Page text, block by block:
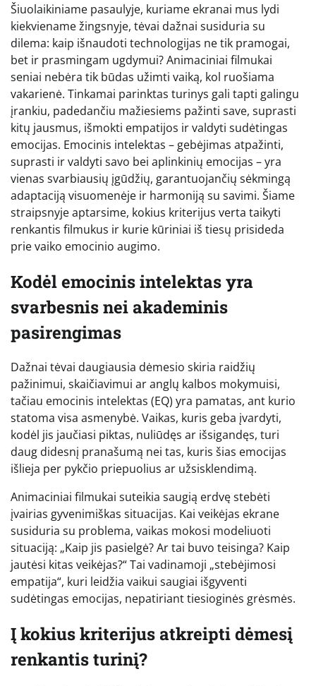
Šiuolaikiniame pasaulyje, kuriame ekranai mus lydi
kiekviename žingsnyje, tėvai dažnai susiduria su
dilema: kaip išnaudoti technologijas ne tik pramogai,
bet ir prasmingam ugdymui? Animaciniai filmukai
seniai nebėra tik būdas užimti vaiką, kol ruošiama
vakarienė. Tinkamai parinktas turinys gali tapti galingu
įrankiu, padedančiu mažiesiems pažinti save, suprasti
kitų jausmus, išmokti empatijos ir valdyti sudėtingas
emocijas. Emocinis intelektas – gebėjimas atpažinti,
suprasti ir valdyti savo bei aplinkinių emocijas – yra
vienas svarbiausių įgūdžių, garantuojančių sėkmingą
adaptaciją visuomenėje ir harmoniją su savimi. Šiame
straipsnyje aptarsime, kokius kriterijus verta taikyti
renkantis filmukus ir kurie kūriniai iš tiesų prisideda
prie vaiko emocinio augimo.
Kodėl emocinis intelektas yra
svarbesnis nei akademinis
pasirengimas
Dažnai tėvai daugiausia dėmesio skiria raidžių
pažinimui, skaičiavimui ar anglų kalbos mokymuisi,
tačiau emocinis intelektas (EQ) yra pamatas, ant kurio
statoma visa asmenybė. Vaikas, kuris geba įvardyti,
kodėl jis jaučiasi piktas, nuliūdęs ar išsigandęs, turi
daug didesnį pranašumą nei tas, kuris šias emocijas
išlieja per pykčio priepuolius ar užsisklendimą.
Animaciniai filmukai suteikia saugią erdvę stebėti
įvairias gyvenimiškas situacijas. Kai veikėjas ekrane
susiduria su problema, vaikas mokosi modeliuoti
situaciją: „Kaip jis pasielgė? Ar tai buvo teisinga? Kaip
jautėsi kitas veikėjas?“ Tai vadinamoji „stebėjimosi
empatija“, kuri leidžia vaikui saugiai išgyventi
sudėtingas emocijas, nepatiriant tiesioginės grėsmės.
Į kokius kriterijus atkreipti dėmesį
renkantis turinį?